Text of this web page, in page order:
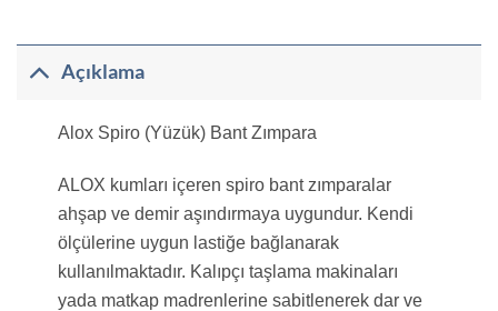
Açıklama
Alox Spiro (Yüzük) Bant Zımpara
ALOX kumları içeren spiro bant zımparalar
ahşap ve demir aşındırmaya uygundur. Kendi
ölçülerine uygun lastiğe bağlanarak
kullanılmaktadır. Kalıpçı taşlama makinaları
yada matkap madrenlerine sabitlenerek dar ve